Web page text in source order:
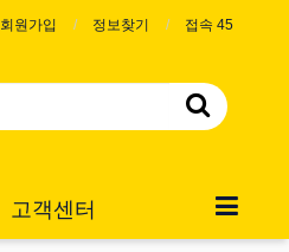
회원가입 정보찾기 접속 45
고객센터